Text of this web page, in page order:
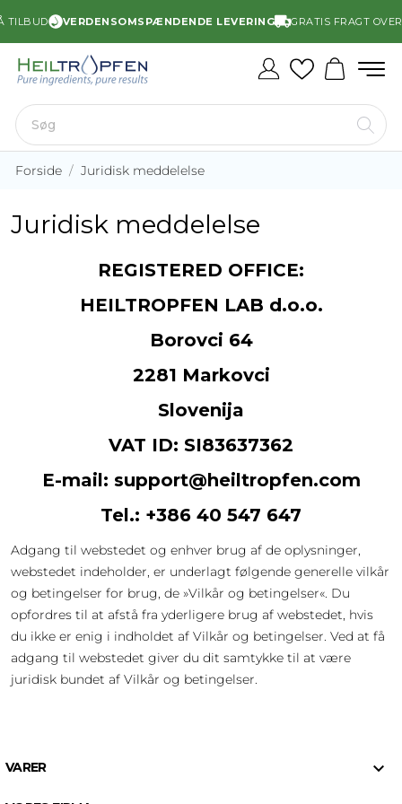
TILBUD VERDENSOMSPÆNDENDE LEVERING GRATIS FRAGT
Forside Juridisk meddelelse
Juridisk meddelelse
REGISTERED OFFICE:
HEILTROPFEN LAB d.o.o.
Borovci 64
2281 Markovci
Slovenija
VAT ID: SI83637362
E-mail: support@heiltropfen.com
Tel.: +386 40 547 647
Adgang til webstedet og enhver brug af de oplysninger,
webstedet indeholder, er underlagt følgende generelle vilkår
og betingelser for brug, de »Vilkår og betingelser«. Du
opfordres til at afstå fra yderligere brug af webstedet, hvis
du ikke er enig i indholdet af Vilkår og betingelser. Ved at få
adgang til webstedet giver du dit samtykke til at være
juridisk bundet af Vilkår og betingelser.
VARER 